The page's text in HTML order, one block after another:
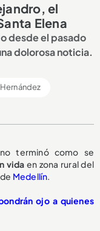
el
Elena
desde el pasado
dolorosa noticia.
no terminó como se
vida en zona rural del
Medellín.
ojo a quienes